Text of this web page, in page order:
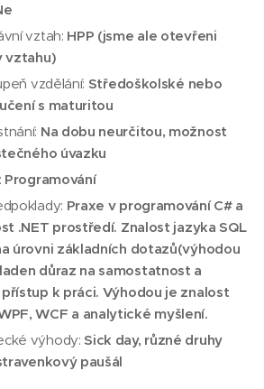
vztah: HPP (jsme ale otevřeni
vztahu)
vzdělání: Středoškolské nebo
s maturitou
Na dobu neurčitou, možnost
úvazku
Programování
Praxe v programování C# a
.NET prostředí. Znalost jazyka SQL
úrovni základních dotazů(výhodou
důraz na samostatnost a
k práci. Výhodou je znalost
WCF a analytické myšlení.
výhody:Sick day, různé druhy
paušál